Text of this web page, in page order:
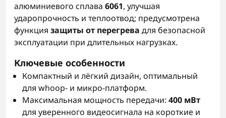
алюминиевого сплава 6061, улучшая
ударопрочность и теплоотвод; предусмотрена
функция защиты от перегрева для безопасной
эксплуатации при длительных нагрузках.
Ключевые особенности
Компактный и лёгкий дизайн, оптимальный
для whoop- и микро-платформ.
Максимальная мощность передачи: 400 мВт
для уверенного видеосигнала на короткие и